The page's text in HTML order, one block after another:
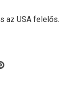
az USA felelős.